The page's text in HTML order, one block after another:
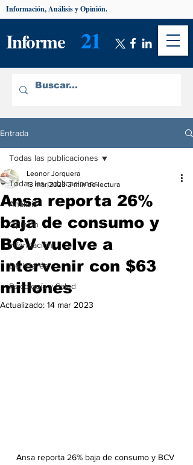
Informe 21
Información, Análisis y Opinión.
Entrada
Todas las publicaciones
Análisis
Opinión
Información
De interés
Psicología y Salud
Todas las publicaciones
Ansa reporta 26%
baja de consumo y
BCV vuelve a
intervenir con $63
millones
Leonor Jorquera
13 mar 2023 3 min de lectura
Actualizado: 14 mar 2023
Ansa reporta 26% baja de consumo y BCV